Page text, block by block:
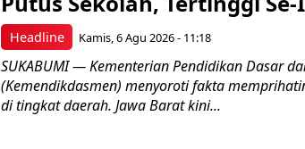
Headline Kamis, 6 Agu 2026 - 11:18
SUKABUMI — Kementerian Pendidikan Dasar
(Kemendikdasmen) menyoroti fakta
di tingkat daerah. Jawa Barat kini...